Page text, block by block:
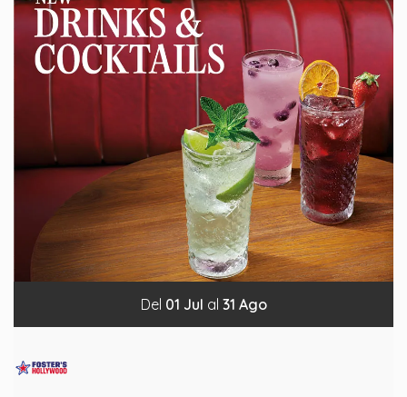
Del 01 Jul al 31 Ago